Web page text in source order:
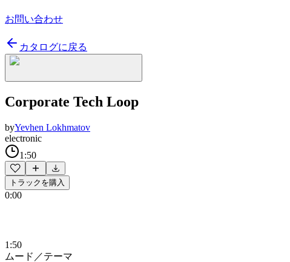
お問い合わせ
カタログに戻る
Corporate Tech Loop
byYevhen Lokhmatov
electronic
1:50
トラックを購入
0:00
1:50
ムード／テーマ